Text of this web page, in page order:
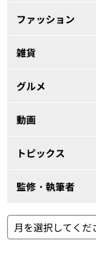
ファッション
雑貨
グルメ
動画
トピックス
監修・執筆者